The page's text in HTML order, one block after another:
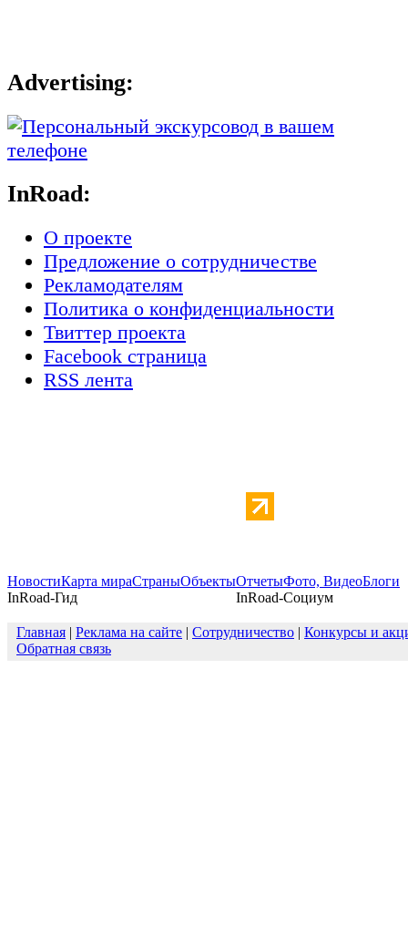
Advertising:
InRoad:
О проекте
Предложение о сотрудничестве
Рекламодателям
Политика о конфиденциальности
Твиттер проекта
Facebook страница
RSS лента
НовостиКарта мираСтраныОбъектыОтчетыФото, ВидеоБлоги
InRoad-Гид
InRoad-Социум
Главная | Реклама на сайте | Сотрудничество | Конкурсы и
Обратная связь